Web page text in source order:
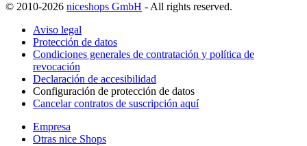
© 2010-2026 niceshops GmbH - All rights reserved.
Aviso legal
Protección de datos
Condiciones generales de contratación y política de
revocación
Declaración de accesibilidad
Configuración de protección de datos
Cancelar contratos de suscripción aquí
Empresa
Otras nice Shops